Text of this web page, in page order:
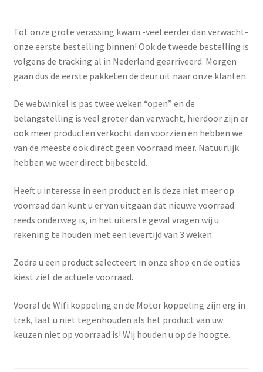
Tot onze grote verassing kwam -veel eerder dan verwacht-
onze eerste bestelling binnen! Ook de tweede bestelling is
volgens de tracking al in Nederland gearriveerd. Morgen
gaan dus de eerste pakketen de deur uit naar onze klanten.
De webwinkel is pas twee weken “open” en de
belangstelling is veel groter dan verwacht, hierdoor zijn er
ook meer producten verkocht dan voorzien en hebben we
van de meeste ook direct geen voorraad meer. Natuurlijk
hebben we weer direct bijbesteld.
Heeft u interesse in een product en is deze niet meer op
voorraad dan kunt u er van uitgaan dat nieuwe voorraad
reeds onderweg is, in het uiterste geval vragen wij u
rekening te houden met een levertijd van 3 weken.
Zodra u een product selecteert in onze shop en de opties
kiest ziet de actuele voorraad.
Vooral de Wifi koppeling en de Motor koppeling zijn erg in
trek, laat u niet tegenhouden als het product van uw
keuzen niet op voorraad is! Wij houden u op de hoogte.